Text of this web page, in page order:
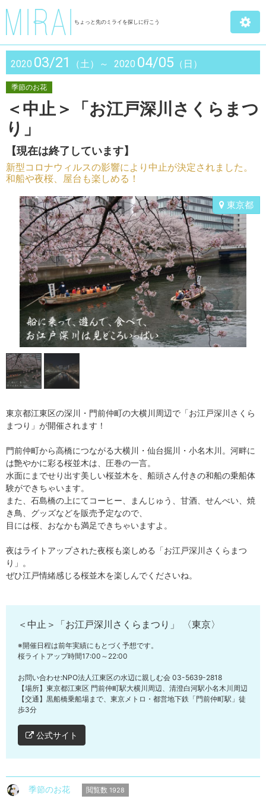
ちょっと先のミライを探しに行こう
2020 03/21 （土）～ 2020 04/05 （日）
季節のお花
＜中止＞「お江戸深川さくらまつ
り」
【現在は終了しています】
新型コロナウィルスの影響により中止が決定されました。
和船や夜桜、屋台も楽しめる！
東京都
東京都江東区の深川・門前仲町の大横川周辺で「お江戸深川さくら
まつり」が開催されます！
門前仲町から高橋につながる大横川・仙台掘川・小名木川。河畔に
は艶やかに彩る桜並木は、圧巻の一言。
水面にまでせり出す美しい桜並木を、船頭さん付きの和船の乗船体
験ができちゃいます。
また、石島橋の上にてコーヒー、まんじゅう、甘酒、せんべい、焼
き鳥、グッズなどを販売予定なので、
目には桜、おなかも満足できちゃいますよ。
夜はライトアップされた夜桜も楽しめる「お江戸深川さくらまつ
り」。
ぜひ江戸情緒感じる桜並木を楽しんでくださいね。
＜中止＞「お江戸深川さくらまつり」 〈東京〉
※開催日程は前年実績にもとづく予想です。
桜ライトアップ時間17:00～22:00
お問い合わせ:NPO法人江東区の水辺に親しむ会 03-5639-2818
【場所】東京都江東区 門前仲町駅大横川周辺、清澄白河駅小名木川周辺
【交通】黒船橋乗船場まで、東京メトロ・都営地下鉄「門前仲町駅」徒
歩3分
公式サイト
季節のお花 閲覧数 1928